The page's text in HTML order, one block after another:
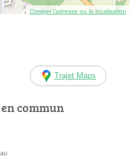
Corriger l’adresse ou la localisation
Trajet Maps
commun